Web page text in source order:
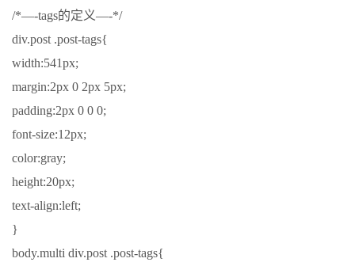
/*—-tags的定义—-*/
div.post .post-tags{
width:541px;
margin:2px 0 2px 5px;
padding:2px 0 0 0;
font-size:12px;
color:gray;
height:20px;
text-align:left;
}
body.multi div.post .post-tags{